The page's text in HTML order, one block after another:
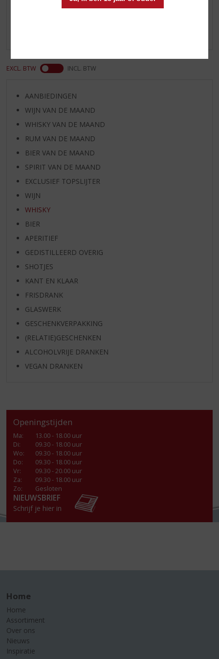
EXCL. BTW INCL. BTW
AANBIEDINGEN
WIJN VAN DE MAAND
WHISKY VAN DE MAAND
RUM VAN DE MAAND
BIER VAN DE MAAND
SPIRIT VAN DE MAAND
EXCLUSIEF TOPSLIJTER
WIJN
WHISKY
BIER
APERITIEF
GEDISTILLEERD OVERIG
SHOTJES
KANT EN KLAAR
FRISDRANK
GLASWERK
GESCHENKVERPAKKING
(RELATIE)GESCHENKEN
ALCOHOLVRIJE DRANKEN
VEGAN DRANKEN
Openingstijden
Ma:
13.00 - 18.00 uur
Di:
09.30 - 18.00 uur
Wo:
09.30 - 18.00 uur
Do:
09.30 - 18.00 uur
Vr:
09.30 - 20.00 uur
Za:
09.30 - 18.00 uur
Zo:
Gesloten
NIEUWSBRIEF
Schrijf je hier in
Home
Home
Assortiment
Over ons
Nieuws
Inspiratie